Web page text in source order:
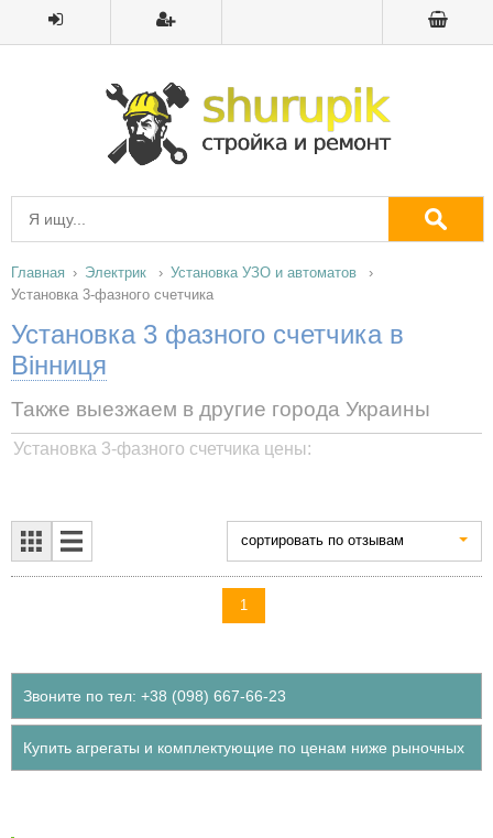
Главная Электрик
Установка УЗО и автоматов
Установка 3-фазного счетчика
Установка 3 фазного счетчика в
Вінниця
Также выезжаем в другие города Украины
Установка 3-фазного счетчика цены:
cортировать по отзывам
1
Звоните по тел: +38 (098) 667-66-23
Купить агрегаты и комплектующие по ценам ниже рыночных